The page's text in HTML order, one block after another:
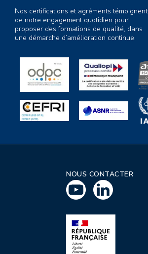
Nos certifications et agréments témoignent
de notre engagement quotidien pour
proposer des formations de qualité, dans
une démarche d’amélioration continue.
NOUS CONTACTER